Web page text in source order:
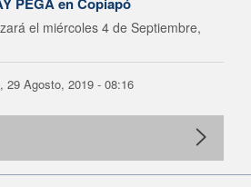
el miércoles 4 de Septiembre,
29 Agosto, 2019 - 08:16